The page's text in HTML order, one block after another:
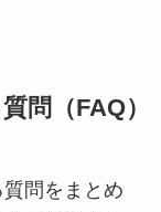
問（FAQ）
問をまとめ